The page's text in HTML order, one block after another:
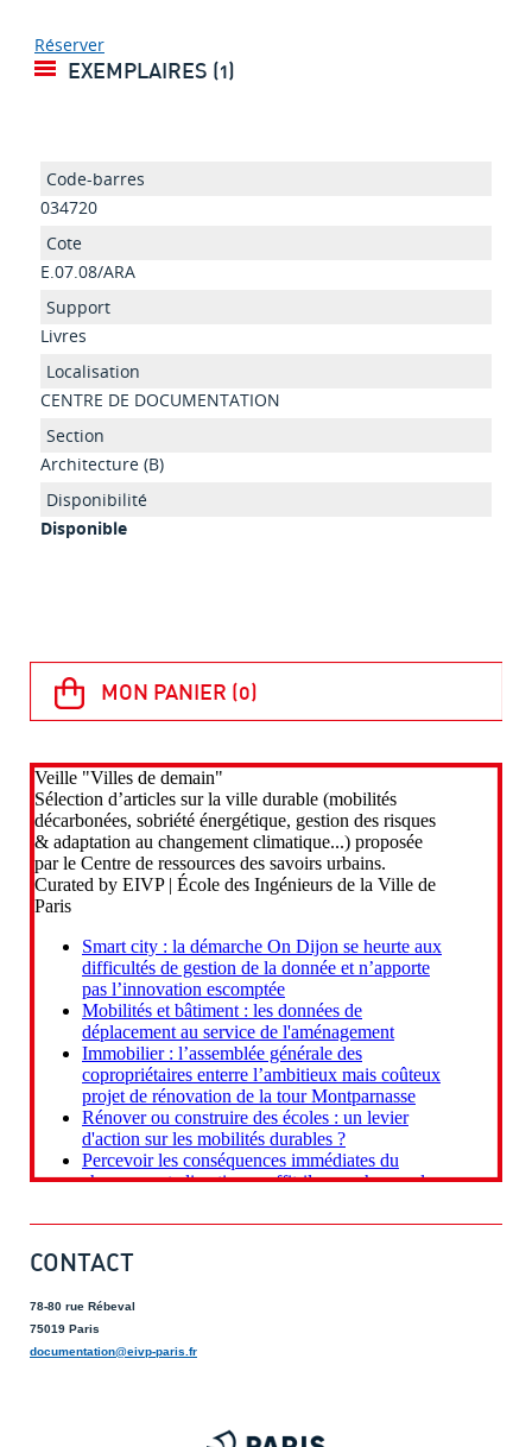
Réserver
EXEMPLAIRES (1)
034720
E.07.08/ARA
Livres
CENTRE DE DOCUMENTATION
Architecture (B)
Disponible
CONTACT
78-80 rue Rébeval
75019 Paris
documentation@eivp-paris.fr